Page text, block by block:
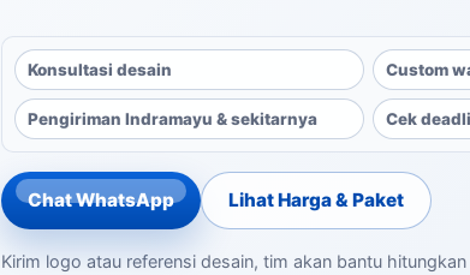
Konsultasi desain Custom
Pengiriman Indramayu & sekitarnya Cek
Chat WhatsApp Lihat Harga & Paket
Kirim logo atau referensi desain, tim akan bantu